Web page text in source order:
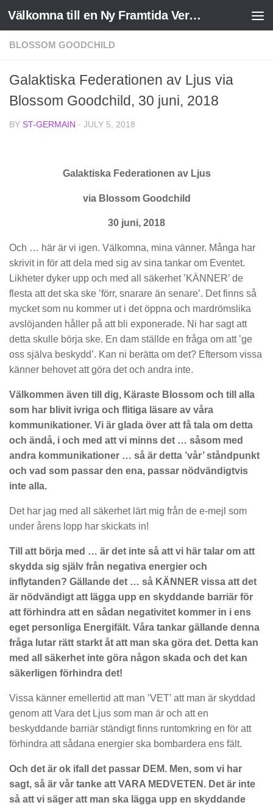
Skip to content Välkomna till en Ny Framtida Verklighet
BLOSSOM GOODCHILD
Galaktiska Federationen av Ljus via
Blossom Goodchild, 30 juni, 2018
BY ST-GERMAIN · JULY 5, 2018
Galaktiska Federationen av Ljus
via Blossom Goodchild
30 juni, 2018
Och … här är vi igen. Välkomna, mina vänner. Många har
skrivit in för att dela med sig av sina tankar om Eventet.
Likheter dyker upp och med all säkerhet ’KÄNNER’ de
flesta att det ska ske ’förr, snarare än senare’. Det finns så
mycket som nu kommer ut i det öppna och mardrömslika
avslöjanden håller på att bli exponerade. Ni har sagt att
detta skulle börja ske. En dam ställde en fråga om att ’ge
oss själva beskydd’. Kan ni berätta om det? Eftersom vissa
känner behovet att göra det och andra inte.
Välkommen även till dig, Käraste Blossom och till alla
som har blivit ivriga och flitiga läsare av våra
kommunikationer. Vi är glada över att få tala om detta
och ändå, i och med att vi minns det … såsom med
andra kommunikationer … så är detta ’vår’ ståndpunkt
och vad som passar den ena, passar nödvändigtvis
inte alla.
Det har jag med all säkerhet lärt mig från de e-mejl som
under årens lopp har skickats in!
Till att börja med … är det inte så att vi här talar om att
skydda sig själv från negativa energier och
inflytanden? Gällande det … så KÄNNER vissa att det
är nödvändigt att lägga upp en skyddande barriär för
att förhindra att en sådan negativitet kommer in i ens
eget personliga Energifält. Våra tankar gällande denna
fråga lutar rätt starkt åt att man ska göra det. Detta kan
med all säkerhet inte göra någon skada och det kan
säkerligen förhindra det!
Vissa känner emellertid att man ’VET’ att man är skyddad
genom att Vara det Ljus som man är och att en
beskyddande barriär ständigt finns runtomkring en för att
förhindra att sådana energier ska bombardera ens fält.
Och det är ok ifall det passar DEM. Men, som vi har
sagt, så är vår tanke att VARA MEDVETEN. Det är inte
så att vi säger att man ska lägga upp en skyddande